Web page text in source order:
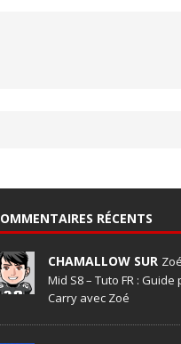
RÉCENTS
CHAMALLOW SUR Zoé
Mid S8 – Tuto FR : Guide
Carry avec Zoé